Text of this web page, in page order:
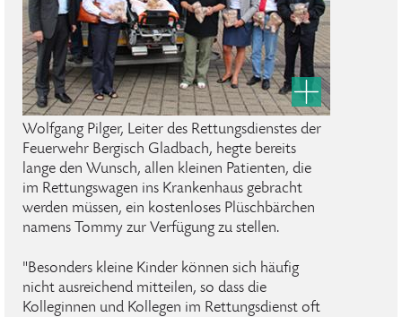
Wolfgang Pilger, Leiter des Rettungsdienstes der
Feuerwehr Bergisch Gladbach, hegte bereits
lange den Wunsch, allen kleinen Patienten, die
im Rettungswagen ins Krankenhaus gebracht
werden müssen, ein kostenloses Plüschbärchen
namens Tommy zur Verfügung zu stellen.
"Besonders kleine Kinder können sich häufig
nicht ausreichend mitteilen, so dass die
Kolleginnen und Kollegen im Rettungsdienst oft